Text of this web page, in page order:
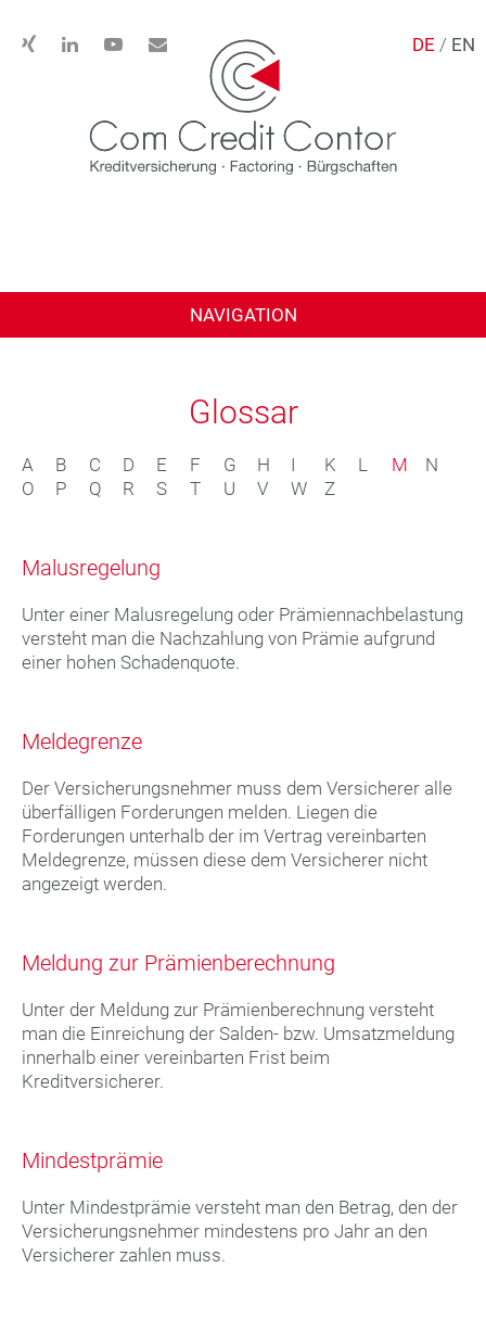
DE / EN
NAVIGATION
Glossar
A B C D E F G H I K L M
N
O
P Q R S T U V W Z
Malusregelung
Unter einer Malusregelung oder Prämiennachbelastung
versteht man die Nachzahlung von Prämie aufgrund
einer hohen Schadenquote.
Meldegrenze
Der Versicherungsnehmer muss dem Versicherer alle
überfälligen Forderungen melden. Liegen die
Forderungen unterhalb der im Vertrag vereinbarten
Meldegrenze, müssen diese dem Versicherer nicht
angezeigt werden.
Meldung zur Prämienberechnung
Unter der Meldung zur Prämienberechnung versteht
man die Einreichung der Salden- bzw. Umsatzmeldung
innerhalb einer vereinbarten Frist beim
Kreditversicherer.
Mindestprämie
Unter Mindestprämie versteht man den Betrag, den der
Versicherungsnehmer mindestens pro Jahr an den
Versicherer zahlen muss.